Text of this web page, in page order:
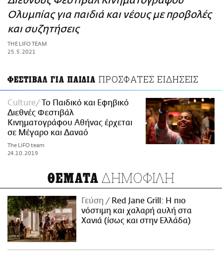
ΑΜΠΑ
PRINT
Ολυμπίας για παιδιά και νέους με προβολές
και συζητήσεις
THE LIFO TEAM
25.5.2021
ΦΕΣΤΙΒΑΛ ΓΙΑ ΠΑΙΔΙΑ ΠΡΟΣΦΑΤΕΣ ΕΙΔΗΣΕΙΣ
Culture
Το Παιδικό και Εφηβικό
Διεθνές Φεστιβάλ
Κινηματογράφου Αθήνας έρχεται
σε Μέγαρο και Δαναό
The LiFO team
24.10.2019
ΘΕΜΑΤΑ ΔΗΜΟΦΙΛΗ
Γεύση
Red Jane Grill: Η πιο
νόστιμη και χαλαρή αυλή στα
Χανιά (ίσως και στην Ελλάδα)